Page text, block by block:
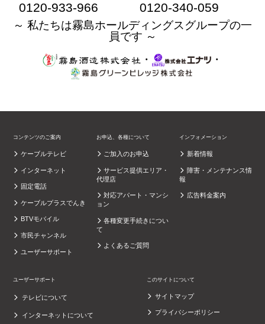
0120-933-966 0120-340-059
～ 私たちは霧島ホールディングスグループの一
員です ～
・
・
コンテンツのご案内
ケーブルテレビ
インターネット
固定電話
ケーブルプラスでんき
BTVモバイル
市民チャンネル
ユーザーサポート
お申込、各種について
ご加入のお申込
サービス提供エリア・
代理店
対応アパート・マンシ
ョン
各種変更手続きについ
て
よくあるご質問
インフォメーション
新着情報
障害・メンテナンス情
報
広告料金案内
ユーザーサポート
テレビについて
インターネットについて
このサイトについて
サイトマップ
プライバシーポリシー